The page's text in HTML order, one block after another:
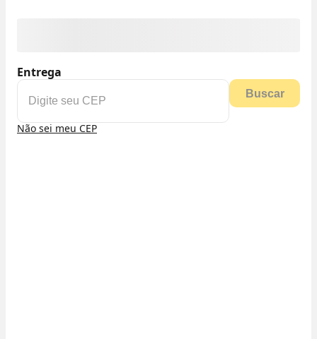
Entrega
Buscar
Não sei meu CEP